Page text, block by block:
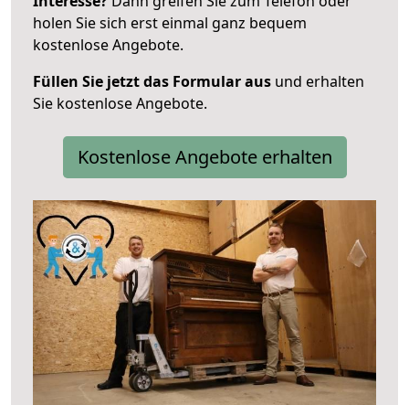
holen Sie sich erst einmal ganz bequem
kostenlose Angebote.
Füllen Sie jetzt das Formular aus und erhalten
Sie kostenlose Angebote.
Kostenlose Angebote erhalten